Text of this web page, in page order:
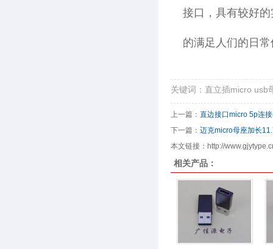
接口，具有较好
的满足人们的日
关键词：直立插micro usb
上一篇： 直边接口micro 5p连
下一篇： 迈克micro母座加长
本文链接：http://
相关产品：